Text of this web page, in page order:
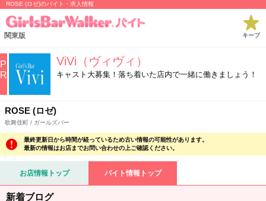
ROSE (ロゼ)のバイト・求人情報
関東版 キープ
P
R
ViVi（ヴィヴィ）
キャスト大募集！落ち着いた店内で一緒に働きましょう！
ROSE (ロゼ)
歌舞伎町 / ガールズバー
最終更新日から時間が経っているため古い情報の可能性があります。
最新の情報はお店までお問い合わせの上ご確認ください。
お店情報トップ バイト情報トップ
新着ブログ